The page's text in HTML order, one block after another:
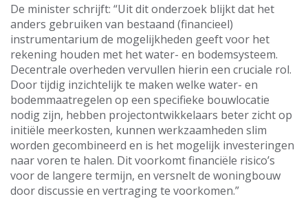
De minister schrijft: “Uit dit onderzoek blijkt dat het
anders gebruiken van bestaand (financieel)
instrumentarium de mogelijkheden geeft voor het
rekening houden met het water- en bodemsysteem.
Decentrale overheden vervullen hierin een cruciale rol.
Door tijdig inzichtelijk te maken welke water- en
bodemmaatregelen op een specifieke bouwlocatie
nodig zijn, hebben projectontwikkelaars beter zicht op
initiële meerkosten, kunnen werkzaamheden slim
worden gecombineerd en is het mogelijk investeringen
naar voren te halen. Dit voorkomt financiële risico’s
voor de langere termijn, en versnelt de woningbouw
door discussie en vertraging te voorkomen.”